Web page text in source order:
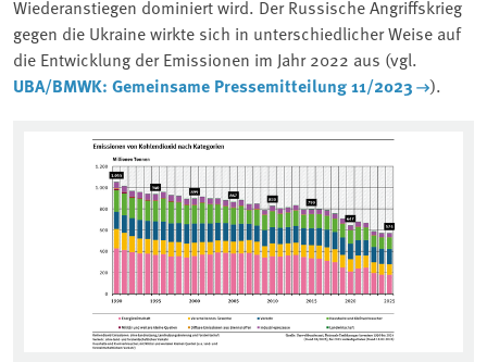
Wiederanstiegen dominiert wird. Der Russische Angriffskrieg
gegen die Ukraine wirkte sich in unterschiedlicher Weise auf
die Entwicklung der Emissionen im Jahr 2022 aus (vgl.
UBA/BMWK: Gemeinsame Pressemitteilung 11/2023 ).